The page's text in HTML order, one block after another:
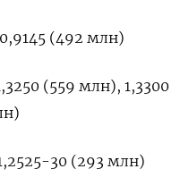
(492 млн)
(559 млн), 1,3300
30 (293 млн)